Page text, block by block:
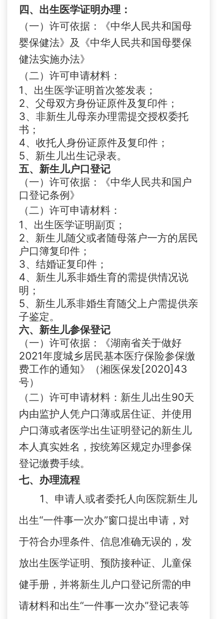
四、 出生医学证明办理：
（一）许可依据：
《中华人民共和国母
婴保健法》及《中华人民共和国母婴保
健法实施办法》
（二）许可申请材料：
1、出生医学证明首次签发表；
2、父母双方身份证原件及复印件；
3、 非新生儿母亲办理需提交授权委托
书 ；
4、 收托人身份证原件及复印件；
5、 新生儿出生记录表。
五、 新生儿户口登记
（一） 许可依据：《中华人民共和国户
口登记条例》
（二）许可申请材料：
1、 出生医学证明副页；
2、新生儿随父或者随母落户一方的居民
户口簿复印件；
3、结婚证复印件；
4、新生儿系非婚生育的需提供情况说
明；
5、新生儿系非婚生育随父上户需提供亲
子鉴定。
六、新生儿参保登记
（一） 许可依据：《湖南省关于做好
2021年度城乡居民基本医疗保险参保缴
费工作的通知》（湘医保发[2020]43
号）
（二）许可申请材料：新生儿出生90天
内由监护人凭户口薄或居住证、并使用
户口薄或者医学出生证明登记的新生儿
本人真实姓名，按统筹区规定办理参保
登记缴费手续。
七、办理流程
1、申请人或者委托人向医院新生儿
出生“一件事一次办”窗口提出申请，对
于符合办理条件、信息准确无误的，发
放出生医学证明、预防接种证、儿童保
健手册，并将新生儿户口登记所需的申
请材料和出生“一件事一次办”登记表等